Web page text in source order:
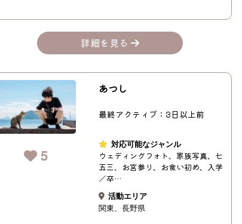
詳細を見る
5
あつし
最終アクティブ：3日以上前
対応可能なジャンル
ウェディングフォト、家族写真、七
五三、お宮参り、お食い初め、入学
／卒…
活動エリア
関東
長野県